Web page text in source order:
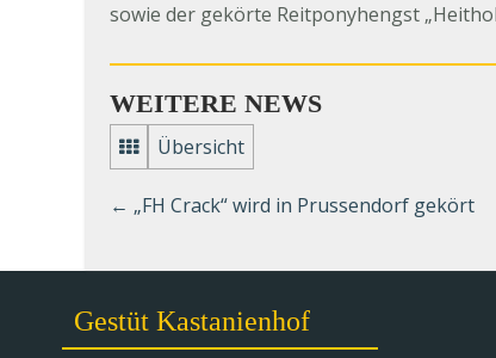
sowie der gekörte Reitponyhengst
WEITERE NEWS
Übersicht
← „FH Crack“ wird in Prussendorf gekört
Gestüt Kastanienhof